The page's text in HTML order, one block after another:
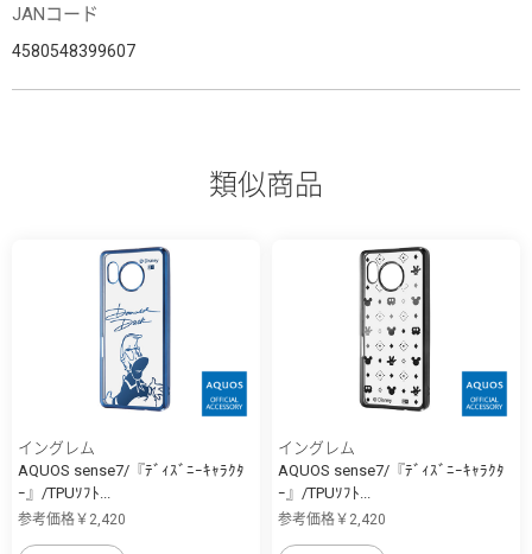
JANコード
4580548399607
類似商品
イングレム
AQUOS sense7/『ﾃﾞｨｽﾞﾆｰｷｬﾗｸﾀ
ｰ』/TPUｿﾌﾄ...
参考価格￥2,420
イングレム
AQUOS sense7/『ﾃﾞｨｽﾞﾆｰｷｬﾗｸﾀ
ｰ』/TPUｿﾌﾄ...
参考価格￥2,420